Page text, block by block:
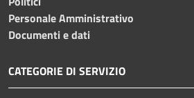
Personale Amministrativo
Documenti e dati
CATEGORIE DI SERVIZIO